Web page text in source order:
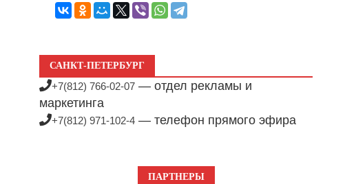
САНКТ-ПЕТЕРБУРГ
+7(812) 766-02-07 — отдел рекламы и
маркетинга
+7(812) 971-102-4 — телефон прямого эфира
ПАРТНЕРЫ